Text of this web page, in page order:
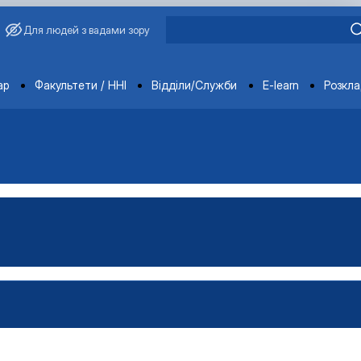
Для людей з вадами зору
Факультети / ННІ Відділи/Служби E-learn